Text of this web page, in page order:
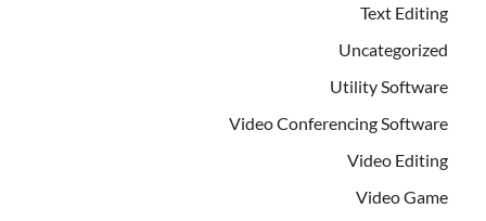
Text Editing
Uncategorized
Utility Software
Video Conferencing Software
Video Editing
Video Game